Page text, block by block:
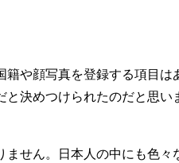
や顔写真を登録する項目は
決めつけられたのだと思い
せん。日本人の中にも色々